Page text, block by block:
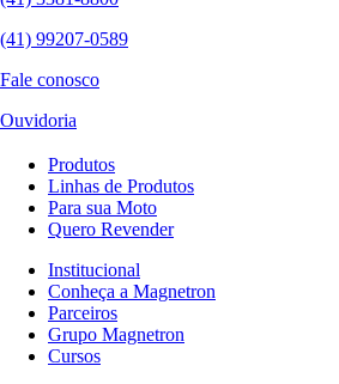
(41) 99207-0589
Fale conosco
Ouvidoria
Produtos
Linhas de Produtos
Para sua Moto
Quero Revender
Institucional
Conheça a Magnetron
Parceiros
Grupo Magnetron
Cursos